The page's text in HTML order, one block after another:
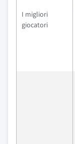
I migliori
giocatori